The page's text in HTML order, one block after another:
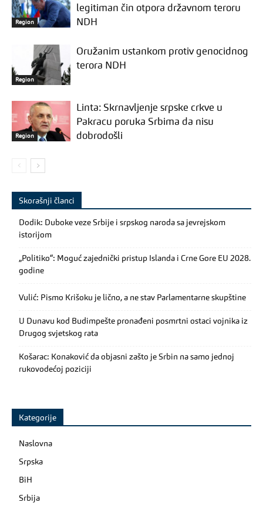
Region
legitiman čin otpora državnom teroru
NDH
Region
Oružanim ustankom protiv genocidnog
terora NDH
Region
Linta: Skrnavljenje srpske crkve u
Pakracu poruka Srbima da nisu
dobrodošli
Skorašnji članci
Dodik: Duboke veze Srbije i srpskog naroda sa jevrejskom
istorijom
„Politiko“: Moguć zajednički pristup Islanda i Crne Gore EU 2028.
godine
Vulić: Pismo Krišoku je lično, a ne stav Parlamentarne skupštine
U Dunavu kod Budimpešte pronađeni posmrtni ostaci vojnika iz
Drugog svjetskog rata
Košarac: Konaković da objasni zašto je Srbin na samo jednoj
rukovodećoj poziciji
Kategorije
Naslovna
Srpska
BiH
Srbija